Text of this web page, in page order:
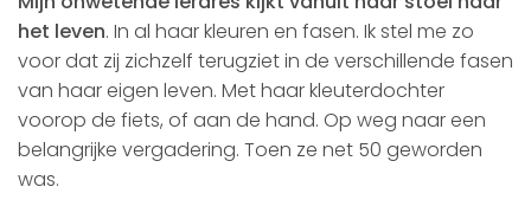
het leven. In al haar kleuren en fasen. Ik stel me zo
voor dat zij zichzelf terugziet in de verschillende fasen
van haar eigen leven. Met haar kleuterdochter
voorop de fiets, of aan de hand. Op weg naar een
belangrijke vergadering. Toen ze net 50 geworden
was.